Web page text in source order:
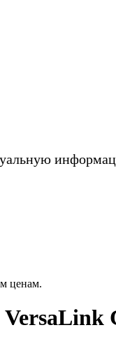
ценам.